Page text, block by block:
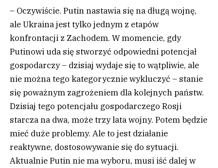
– Oczywiście. Putin nastawia się na długą wojnę,
ale Ukraina jest tylko jednym z etapów
konfrontacji z Zachodem. W momencie, gdy
Putinowi uda się stworzyć odpowiedni potencjał
gospodarczy – dzisiaj wydaje się to wątpliwie, ale
nie można tego kategorycznie wykluczyć – stanie
się poważnym zagrożeniem dla kolejnych państw.
Dzisiaj tego potencjału gospodarczego Rosji
starcza na dwa, może trzy lata wojny. Potem będzie
mieć duże problemy. Ale to jest działanie
reaktywne, dostosowywanie się do sytuacji.
Aktualnie Putin nie ma wyboru, musi iść dalej w